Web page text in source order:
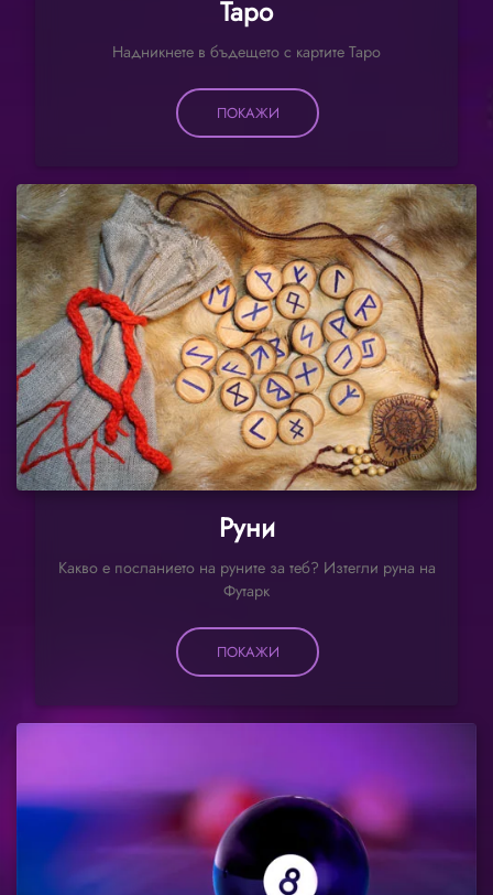
Таро
Надникнете в бъдещето с картите Таро
ПОКАЖИ
Руни
Какво е посланието на руните за теб? Изтегли руна на
Футарк
ПОКАЖИ